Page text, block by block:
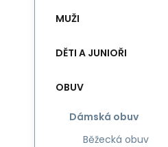
MUŽI
DĚTI A JUNIOŘI
OBUV
Dámská obuv
Běžecká obuv